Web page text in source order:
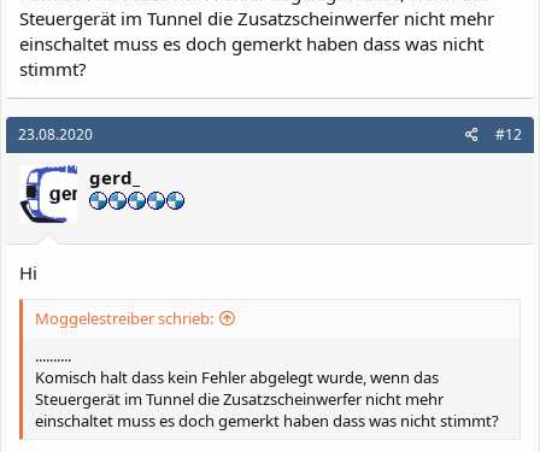
Steuergerät im Tunnel die Zusatzscheinwerfer nicht mehr
einschaltet muss es doch gemerkt haben dass was nicht
stimmt?
23.08.2020 #12
gerd_
Hi
Moggelestreiber schrieb:
..........
Komisch halt dass kein Fehler abgelegt wurde, wenn das
Steuergerät im Tunnel die Zusatzscheinwerfer nicht mehr
einschaltet muss es doch gemerkt haben dass was nicht stimmt?